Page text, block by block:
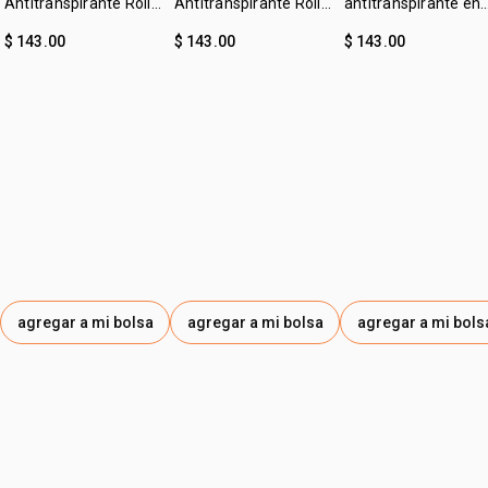
Uniforme
$ 143.00
agregar a mi bolsa
Limón y Menta
$ 143.00
agregar a mi bolsa
algodón Tododia
$ 143.00
agregar a mi